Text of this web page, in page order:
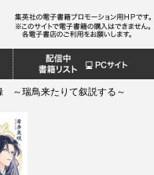
～瑞鳥来たりて叙説する～